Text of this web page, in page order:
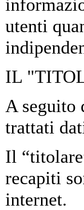
utenti
IL
A seguito
trattati
Il
recapiti
internet.